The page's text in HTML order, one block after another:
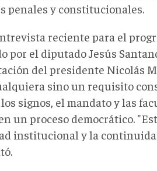
penales y constitucionales.
reciente para el
por el diputado Jesús
del presidente Nicolás
sino un requisito
signos, el mandato y las
un proceso democrático.
institucional y la